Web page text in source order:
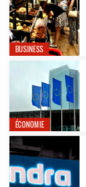
BUSINESS
ÉCONOMIE